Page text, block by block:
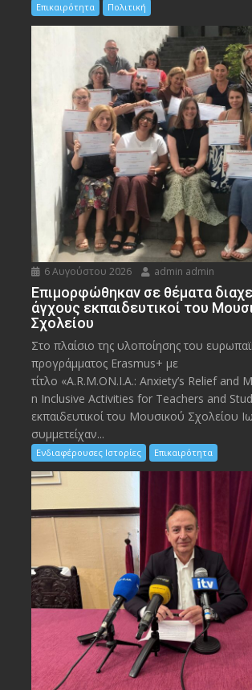
Επικαιρότητα Πολιτική
6 Αυγούστου 2026 admin admin
Eπιμορφώθηκαν σε θέματα
άγχους εκπαιδευτικοί του
Σχολείου
Στο πλαίσιο της υλοποίησης του
προγράμματος Erasmus+ με
τίτλο «A.R.M.ON.I.A.: Anxiety’s Relief and
n Inclusive Activities for Teachers and
εκπαιδευτικοί του Μουσικού Σχολείου
συμμετείχαν...
Ενδιαφέρουσες Ιστορίες Επικαιρότητα